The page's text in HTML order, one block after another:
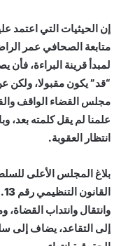
إن الحيثيات التي اعتمد
متابعة الصحافي عمر
لمبدأ قرينة البراءة، فأن
“قد” يكون مقبولا، ولكن
مجلس القضاء الواقف
علمنا لم يقل كلمته بعد،
انتظار العقوبة.
بلاغ المجلس الأعلى
وانتقال وانتداب القضاة،
إلى التقاعد، يضاف إلى